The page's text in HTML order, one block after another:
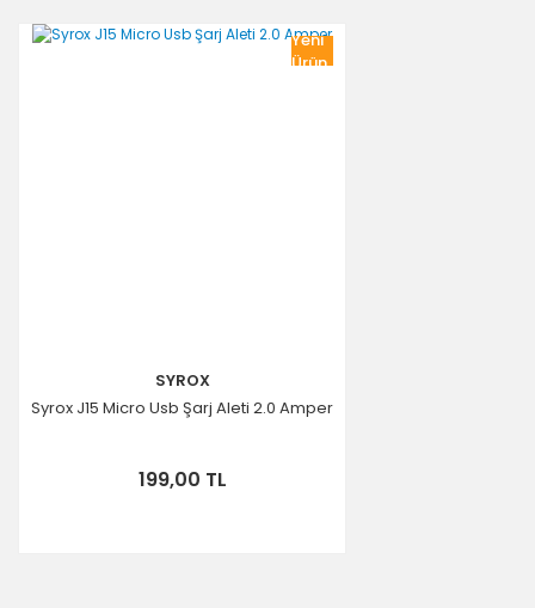
Yeni
Ürün
SYROX
Syrox J15 Micro Usb Şarj Aleti 2.0 Amper
199,00 TL